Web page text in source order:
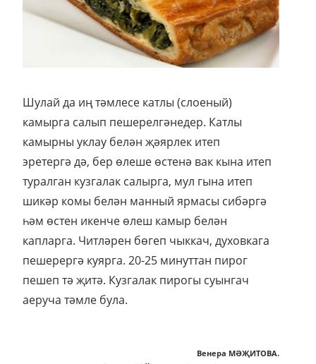
Шулай да иң тәмлесе катлы (слоеный)
камырга салып пешерелгәнедер. Катлы
камырны уклау белән җәярлек итеп
эретергә дә, бер өлеше өстенә вак кына итеп
туралган кузгалак салырга, мул гына итеп
шикәр комы белән манный ярмасы сибәргә
һәм өстен икенче өлеш камыр белән
капларга. Читләрен бөгеп чыккач, духовкага
пешерергә куярга. 20-25 минуттан пирог
пешеп тә җитә. Кузгалак пирогы суынгач
аеруча тәмле була.
Венера МӘҖИТОВА.